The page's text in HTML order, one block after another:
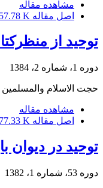
مشاهده مقاله
اصل مقاله K
توحید از
دوره 1، شماره 2، 1384
حجت الاسلام
مشاهده مقاله
اصل مقاله K
توحید در دیوان
دوره 53، شماره 1، 1382